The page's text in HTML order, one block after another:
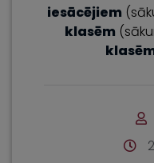
iesācējiem
klasēm